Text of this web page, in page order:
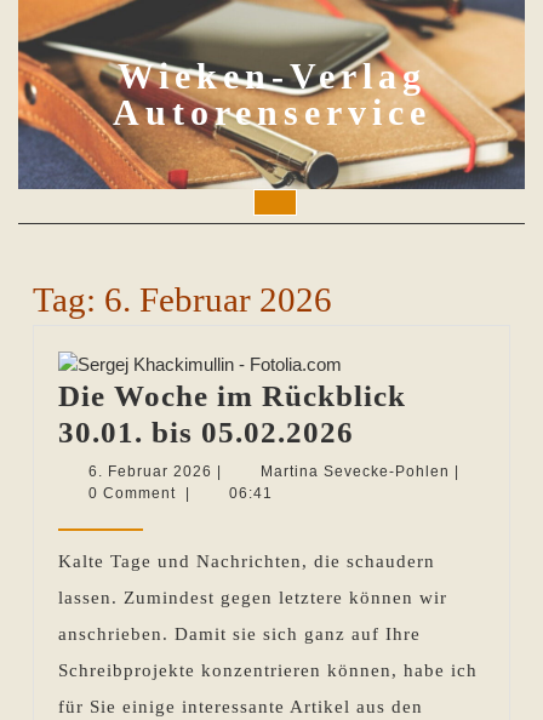
to
content
Wieken-Verlag
Autorenservice
Button
Tag: 6. Februar 2026
Die Woche im Rückblick
30.01. bis 05.02.2026
Woche
30.01.
bis
05.02.2026
6. Februar 2026 6.
Februar
Martina Sevecke-Pohlen Martina
0 Comment
06:41
Kalte Tage und Nachrichten, die schaudern
lassen. Zumindest gegen letztere können wir
anschrieben. Damit sie sich ganz auf Ihre
Schreibprojekte konzentrieren können, habe ich
für Sie einige interessante Artikel aus den